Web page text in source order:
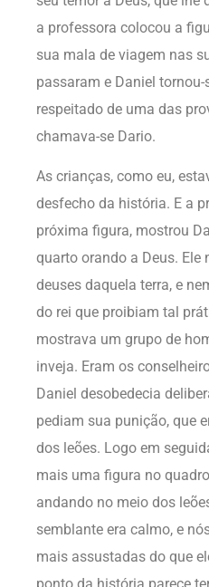
a professora colocou a
sua mala de viagem nas
passaram e Daniel
respeitado de uma das
chamava-se Dario.
As crianças, como eu,
desfecho da história. E a
próxima figura, mostrou
quarto orando a Deus. Ele
deuses daquela terra, e
do rei que proibiam tal
mostrava um grupo de
inveja. Eram os
Daniel desobedecia
pediam sua punição, que
dos leões. Logo em
mais uma figura no
andando no meio dos
semblante era calmo, e
mais assustadas do que